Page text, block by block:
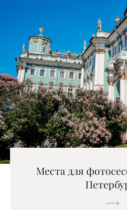
Места для